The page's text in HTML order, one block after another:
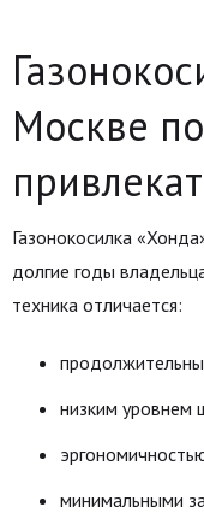
Москве по
Газонокосилка
долгие годы
техника отличается:
низким уровнем
минимальными